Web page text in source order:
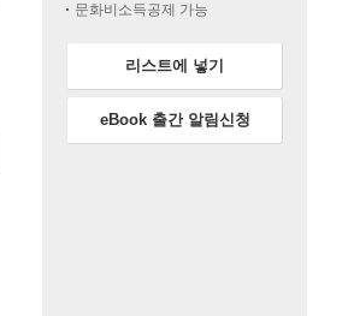
문화비소득공제 가능
리스트에 넣기
eBook 출간 알림신청